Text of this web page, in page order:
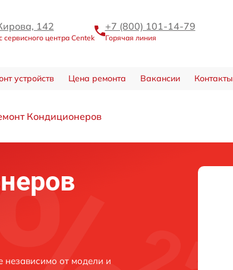
142
сервисного центра Centek
+7 (800) 101-14-79
Горячая линия
устройств Цена ремонта Вакансии Контакты
Кондиционеров
независимо от модели и